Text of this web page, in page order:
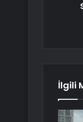
İlgili